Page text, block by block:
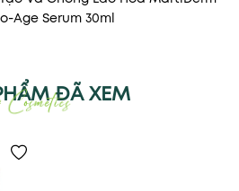
Age Serum 30ml
ĐÃ XEM